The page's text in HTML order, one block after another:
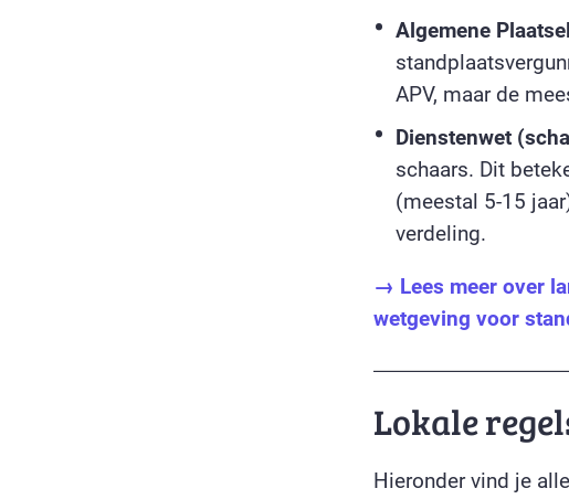
Algemene
APV, maar de
Dienstenwet
schaars. Dit
(meestal 5-15
verdeling.
→ Lees meer over
wetgeving voor
Lokale
Hieronder vind je